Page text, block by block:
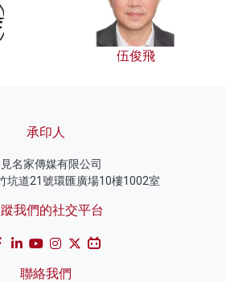
伍俊飛
承印人
名家傳媒有限公司
坑道21號環匯廣場10樓1002室
我們的社交平台
聯絡我們